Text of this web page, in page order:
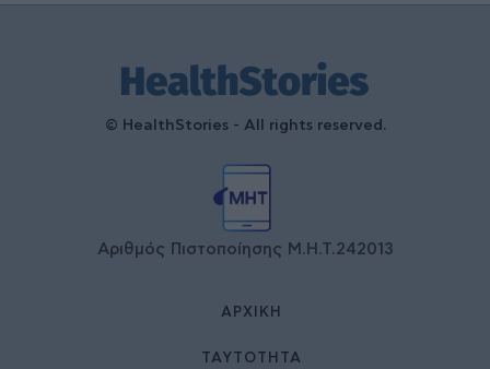
© HealthStories - All rights reserved.
Αριθμός Πιστοποίησης Μ.Η.Τ.242013
ΑΡΧΙΚΉ
ΤΑΥΤΌΤΗΤΑ